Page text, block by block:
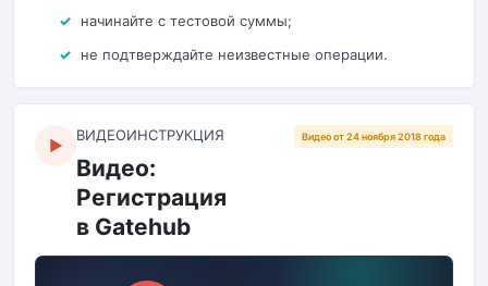
начинайте с тестовой суммы;
не подтверждайте неизвестные операции.
▶
ВИДЕОИНСТРУКЦИЯ
Видео:
Регистрация
в Gatehub
Видео от 24 ноября 2018 года